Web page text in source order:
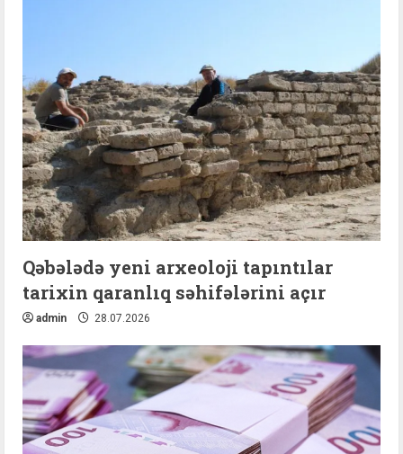
Qəbələdə yeni arxeoloji tapıntılar
tarixin qaranlıq səhifələrini açır
admin 28.07.2026